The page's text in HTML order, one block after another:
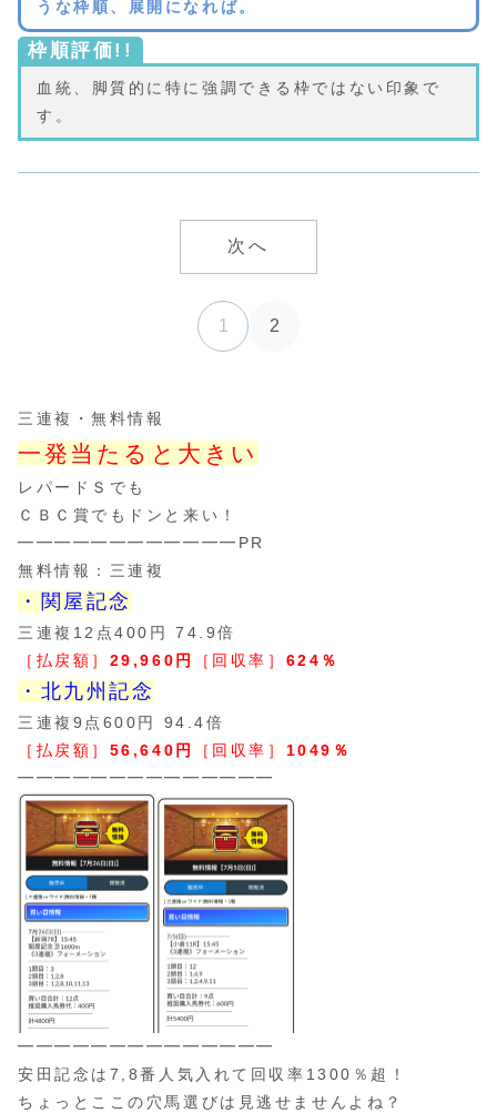
うな枠順、展開になれば。
枠順評価!!
血統、脚質的に特に強調できる枠ではない印象で
す。
次へ
1 2
三連複・無料情報
一発当たると大きい
レパードＳでも
ＣＢＣ賞でもドンと来い！
━━━━━━━━━━━━PR
無料情報：三連複
・関屋記念
三連複12点400円 74.9倍
［払戻額］ 29,960円 ［回収率］ 624％
・北九州記念
三連複9点600円 94.4倍
［払戻額］ 56,640円 ［回収率］ 1049％
━━━━━━━━━━━━━━
━━━━━━━━━━━━━━
安田記念は7,8番人気入れて回収率1300％超！
ちょっとここの穴馬選びは見逃せませんよね？